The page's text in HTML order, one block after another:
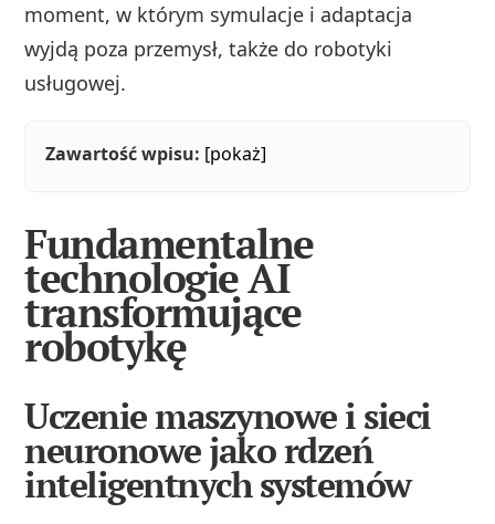
moment, w którym symulacje i adaptacja
wyjdą poza przemysł, także do robotyki
usługowej.
Zawartość wpisu: [pokaż]
Fundamentalne
technologie AI
transformujące
robotykę
Uczenie maszynowe i sieci
neuronowe jako rdzeń
inteligentnych systemów